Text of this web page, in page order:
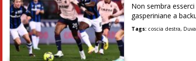
Non sembra
gasperiniane a
Tags: coscia destra,